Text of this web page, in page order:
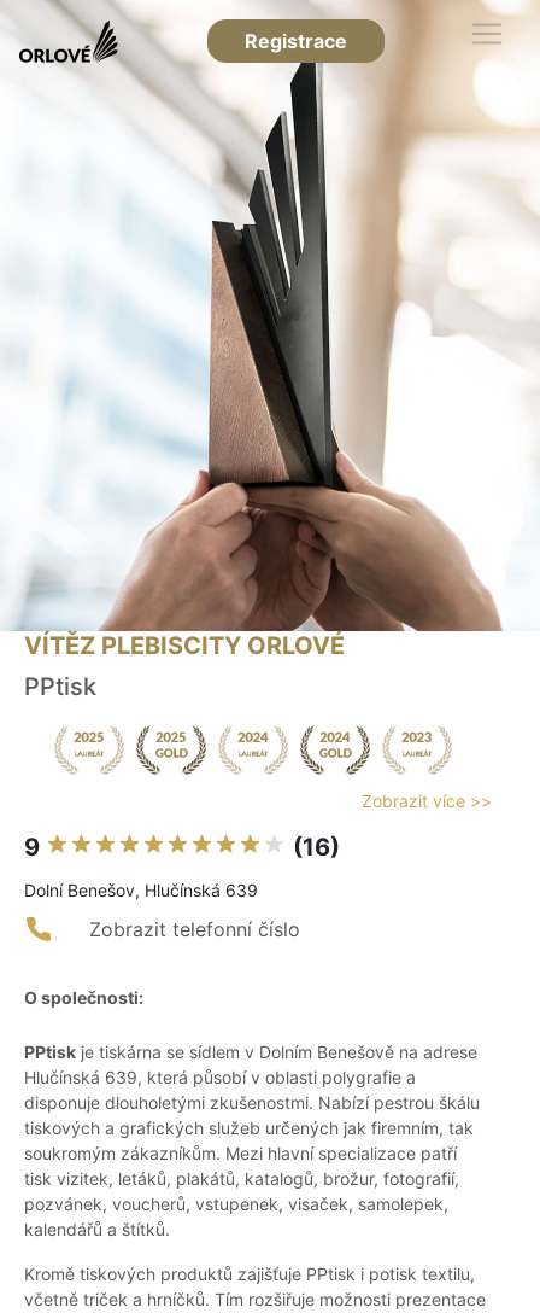
Registrace
VÍTĚZ PLEBISCITY ORLOVÉ
PPtisk
Zobrazit více >>
9 (16)
Dolní Benešov, Hlučínská 639
Zobrazit telefonní číslo
O společnosti:
PPtisk je tiskárna se sídlem v Dolním Benešově na adrese
Hlučínská 639, která působí v oblasti polygrafie a
disponuje dlouholetými zkušenostmi. Nabízí pestrou škálu
tiskových a grafických služeb určených jak firemním, tak
soukromým zákazníkům. Mezi hlavní specializace patří
tisk vizitek, letáků, plakátů, katalogů, brožur, fotografií,
pozvánek, voucherů, vstupenek, visaček, samolepek,
kalendářů a štítků.
Kromě tiskových produktů zajišťuje PPtisk i potisk textilu,
včetně triček a hrníčků. Tím rozšiřuje možnosti prezentace